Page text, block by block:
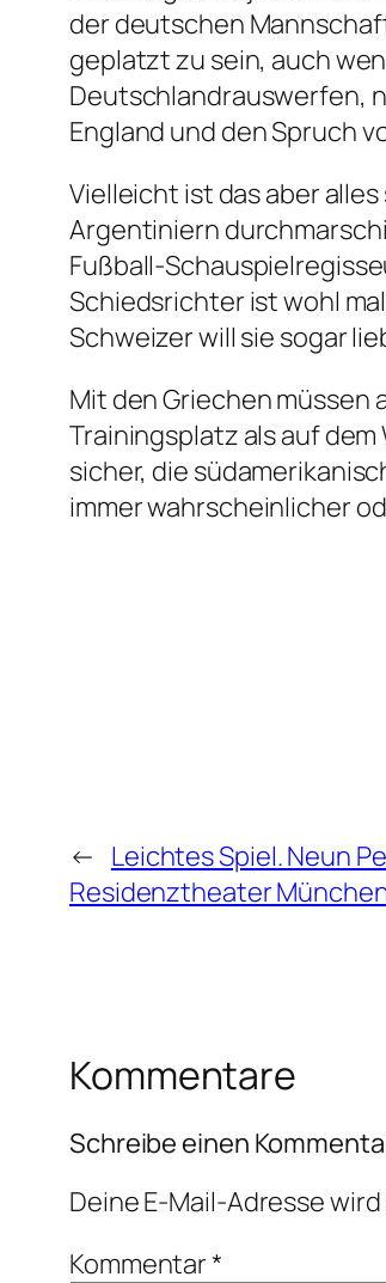
der deutschen
geplatzt zu sein, auch
Deutschlandrauswerfen,
England und den Spruch
Vielleicht ist das aber
Argentiniern
Fußball-
Schiedsrichter ist wohl
Schweizer will sie sogar
Mit den Griechen müssen
Trainingsplatz als auf
sicher, die
immer wahrscheinlicher
← Leichtes Spiel. Neun
Residenztheater
Kommentare
Schreibe einen
Deine E-Mail-Adresse
Kommentar*